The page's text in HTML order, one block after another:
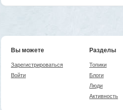
Вы можете
Зарегистрироваться
Войти
Разделы
Топики
Блоги
Люди
Активность